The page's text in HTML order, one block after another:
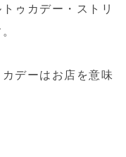
ゥカデー・ストリ
デーはお店を意味